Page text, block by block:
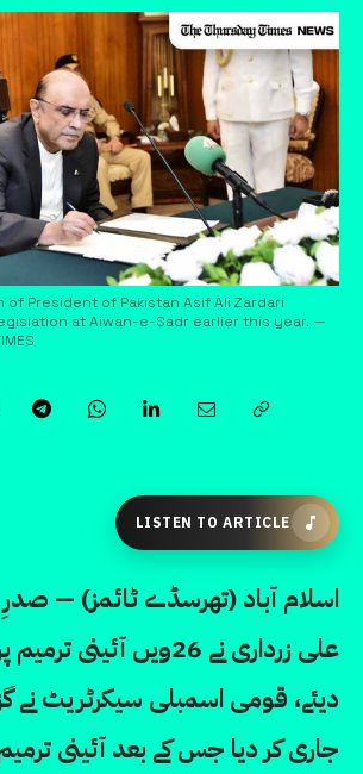
President of Pakistan Asif Ali Zardari
at Aiwan-e-Sadr earlier this year. —
LISTEN TO ARTICLE
اسلام آباد (تھرسڈے ٹائمز) —
علی زرداری نے 26ویں
دیئے، قومی اسمبلی سیکرٹریٹ نے
جاری کر دیا جس کے بعد آئینی